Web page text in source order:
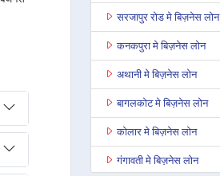
सरजापुर रोड मे बिज़नेस लोन
कनकपुरा मे बिज़नेस लोन
अथानी मे बिज़नेस लोन
बागलकोट मे बिज़नेस लोन
कोलार मे बिज़नेस लोन
गंगावती मे बिज़नेस लोन